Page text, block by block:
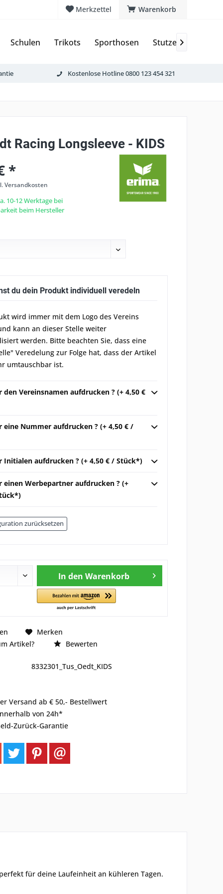
Warenkorb
Merkzettel
Schulen Trikots Sporthosen Stutzen & Schoner

Kostenlose Hotline 0800 123 454 321
Racing Longsleeve - KIDS
*
Versandkosten
10-12 Werktage bei
beim Hersteller
du dein Produkt individuell veredeln
wird immer mit dem Logo des Vereins
kann an dieser Stelle weiter
werden. Bitte beachten Sie, dass eine
Veredelung zur Folge hat, dass der Artikel
umtauschbar ist.
den Vereinsnamen aufdrucken ? (+ 4,50 €
eine Nummer aufdrucken ? (+ 4,50 € /
Initialen aufdrucken ? (+ 4,50 € / Stück*)
einen Werbepartner aufdrucken ? (+
zurücksetzen
In den Warenkorb
Merken
Artikel?
Bewerten
8332301_Tus_Oedt_KIDS
Versand ab € 50,- Bestellwert
von 24h*
Zurück-Garantie
für deine Laufeinheit an kühleren Tagen.